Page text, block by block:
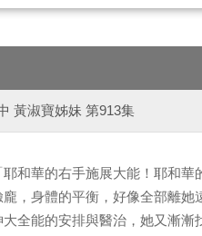
黃淑寶姊妹 第913集
和華的右手施展大能！耶和
，身體的平衡，好像全部離
全能的安排與醫治，她又漸